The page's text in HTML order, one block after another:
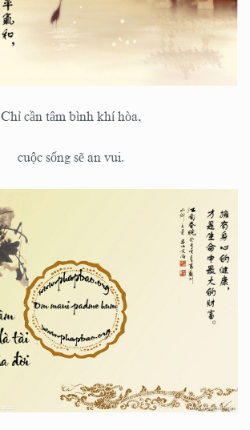
Chỉ cần tâm bình khí hòa,
cuộc sống sẽ an vui.